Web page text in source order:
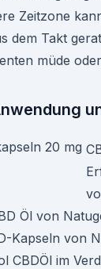
Zeitzone
dem Takt
müde
Öl von
Kapseln von
CBDÖl im